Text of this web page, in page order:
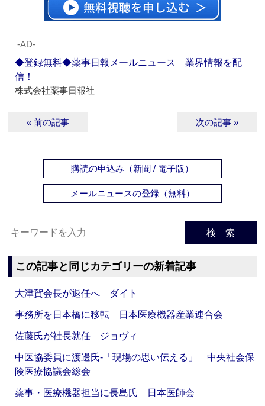
‐AD‐
◆登録無料◆薬事日報メールニュース 業界情報を配
信！
株式会社薬事日報社
« 前の記事 次の記事 »
購読の申込み（新聞 / 電子版）
メールニュースの登録（無料）
検 索
この記事と同じカテゴリーの新着記事
大津賀会長が退任へ ダイト
事務所を日本橋に移転 日本医療機器産業連合会
佐藤氏が社長就任 ジョヴィ
中医協委員に渡邊氏‐「現場の思い伝える」 中央社会保
険医療協議会総会
薬事・医療機器担当に長島氏 日本医師会